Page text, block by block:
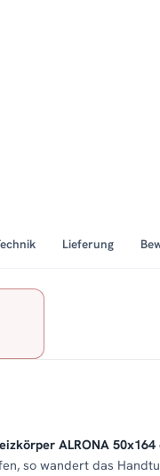
Lieferung
ALRONA 50x164
so wandert das